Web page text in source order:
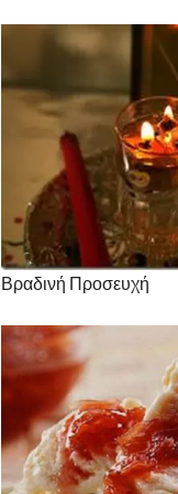
Βραδινή Προσευχή